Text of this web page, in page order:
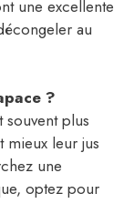
une excellente
au
?
souvent plus
mieux leur jus
une
optez pour